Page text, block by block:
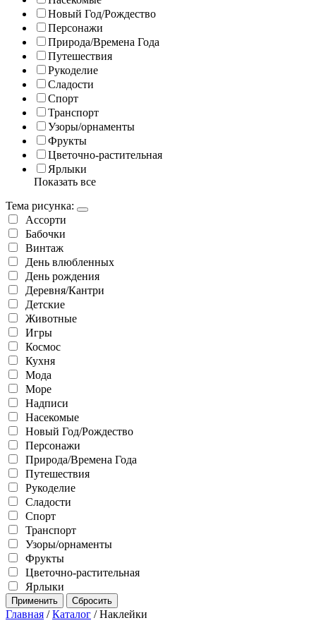
Новый Год/Рождество
Персонажи
Природа/Времена Года
Путешествия
Рукоделие
Сладости
Спорт
Транспорт
Узоры/орнаменты
Фрукты
Цветочно-растительная
Ярлыки
Показать все
Тема рисунка:
Ассорти
Бабочки
Винтаж
День влюбленных
День рождения
Деревня/Кантри
Детские
Животные
Игры
Космос
Кухня
Мода
Море
Надписи
Насекомые
Новый Год/Рождество
Персонажи
Природа/Времена Года
Путешествия
Рукоделие
Сладости
Спорт
Транспорт
Узоры/орнаменты
Фрукты
Цветочно-растительная
Ярлыки
Главная /Каталог / Наклейки